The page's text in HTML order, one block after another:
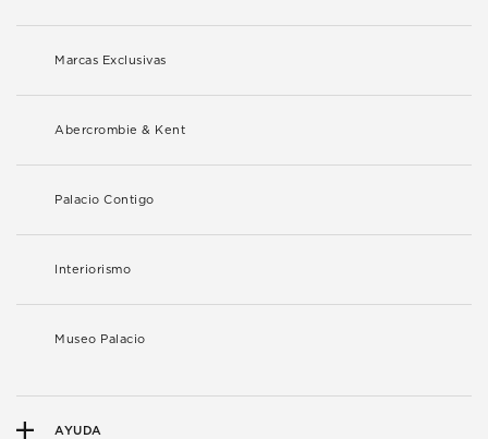
Marcas Exclusivas
Abercrombie & Kent
Palacio Contigo
Interiorismo
Museo Palacio
AYUDA